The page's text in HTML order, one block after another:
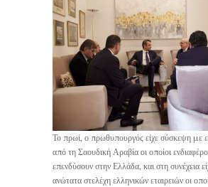
Το πρωί, ο πρωθυπουργός είχε σύσκεψη με
από τη Σαουδική Αραβία οι οποίοι
επενδύσουν στην Ελλάδα, και στη συνέχεια
ανώτατα στελέχη ελληνικών εταιρειών οι